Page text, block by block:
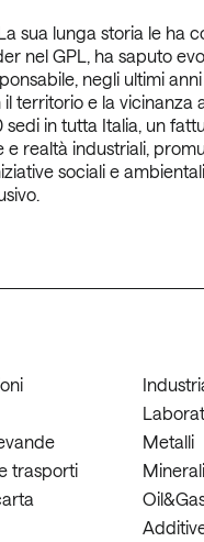
sua lunga storia le ha
nel GPL, ha saputo
negli ultimi
territorio e la vicinanza
in tutta Italia, un
e realtà industriali,
sociali e
trasporti
Metalli